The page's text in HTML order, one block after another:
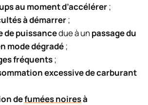
au moment d’accélérer;
à démarrer;
de puissancedue à un passage du
mode dégradé;
fréquents;
excessive de carburant
defumées noiresà